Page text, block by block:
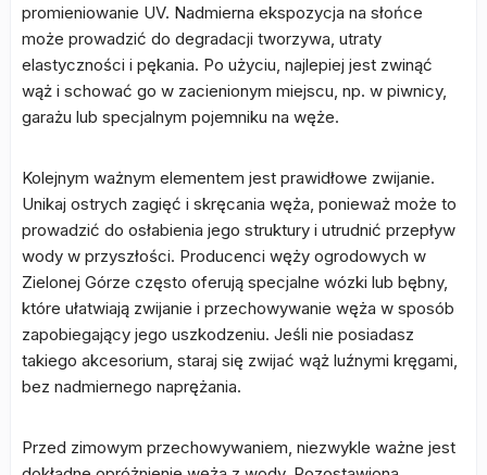
promieniowanie UV. Nadmierna ekspozycja na słońce
może prowadzić do degradacji tworzywa, utraty
elastyczności i pękania. Po użyciu, najlepiej jest zwinąć
wąż i schować go w zacienionym miejscu, np. w piwnicy,
garażu lub specjalnym pojemniku na węże.
Kolejnym ważnym elementem jest prawidłowe zwijanie.
Unikaj ostrych zagięć i skręcania węża, ponieważ może to
prowadzić do osłabienia jego struktury i utrudnić przepływ
wody w przyszłości. Producenci węży ogrodowych w
Zielonej Górze często oferują specjalne wózki lub bębny,
które ułatwiają zwijanie i przechowywanie węża w sposób
zapobiegający jego uszkodzeniu. Jeśli nie posiadasz
takiego akcesorium, staraj się zwijać wąż luźnymi kręgami,
bez nadmiernego naprężania.
Przed zimowym przechowywaniem, niezwykle ważne jest